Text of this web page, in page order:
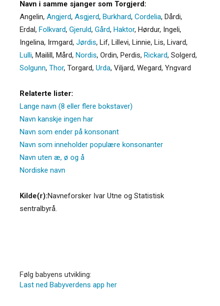
Navn i samme sjanger som Torgjerd:
Angelin, Angjerd, Asgjerd, Burkhard, Cordelia, Dårdi,
Erdal, Folkvard, Gjeruld, Gård, Haktor, Hørdur, Ingeli,
Ingelina, Irmgard, Jørdis, Lif, Lillevi, Linnie, Lis, Livard,
Lulli, Mailill, Mård, Nordis, Ordin, Perdis, Rickard, Solgerd,
Solgunn, Thor, Torgard, Urda, Viljard, Wegard, Yngvard
Relaterte lister:
Lange navn (8 eller flere bokstaver)
Navn kanskje ingen har
Navn som ender på konsonant
Navn som inneholder populære konsonanter
Navn uten æ, ø og å
Nordiske navn
Kilde(r):Navneforsker Ivar Utne og Statistisk
sentralbyrå.
Følg babyens utvikling:
Last ned Babyverdens app her